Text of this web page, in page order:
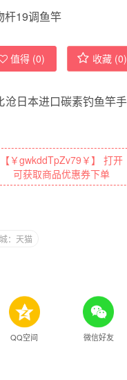
杆19调鱼竿
值得 (0) 收藏 (0)
￥】 打开【手机淘宝】即
可获取商品优惠券下单
：天猫
QQ空间 微信好友